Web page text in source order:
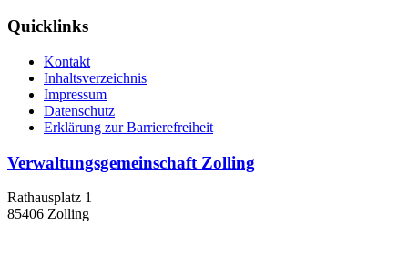
Quicklinks
Kontakt
Inhaltsverzeichnis
Impressum
Datenschutz
Erklärung zur Barrierefreiheit
Verwaltungsgemeinschaft Zolling
Rathausplatz 1
85406 Zolling